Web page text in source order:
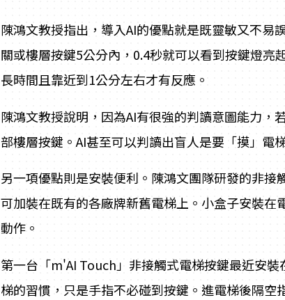
陳鴻文教授指出，導入AI的優點就是既靈敏又不易
關或樓層按鍵5公分內，0.4秒就可以看到按鍵燈
長時間且靠近到1公分左右才有反應。
陳鴻文教授說明，因為AI有很強的判讀意圖能力
部樓層按鍵。AI甚至可以判讀出盲人是要「摸」電
另一項優點則是安裝便利。陳鴻文團隊研發的非接
可加裝在既有的各廠牌新舊電梯上。小盒子安裝
動作。
第一台「m'AI Touch」非接觸式電梯按鍵最近安
梯的習慣，只是手指不必碰到按鍵。進電梯後隔